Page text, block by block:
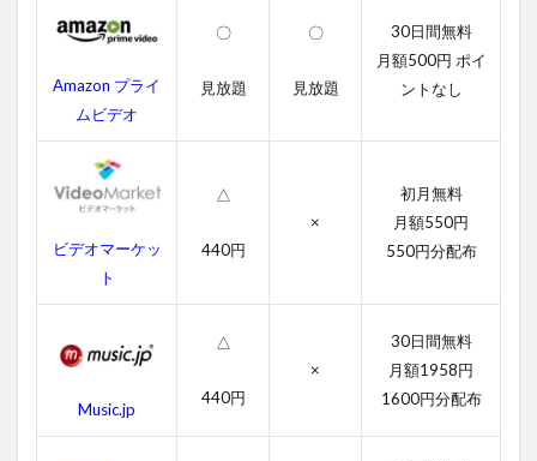
ー
タ
ズ
画
覧
2.1
ズの
動画
Amazon プライ
ムビデオ
〇
見放題
〇
見放題
30日間無料
月額500円 ポイ
ントなし
ビデオマーケッ
ト
△
440円
×
初月無料
月額550円
550円分配布
Music.jp
△
440円
×
30日間無料
月額1958円
1600円分配布